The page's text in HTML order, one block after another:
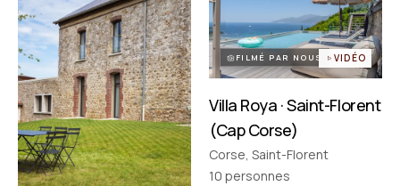
Offre conciergeries
Offre agences immobilières
JOURNAL
Lieux, idées et art de vivre
OUTILS GRATUITS
Simulateurs & scrapers — aucun compte
PARTENAIRES
Réseau choisi un par un
FILMÉ PAR NOUS VIDÉO
Villa Roya · Saint-Florent
(Cap Corse)
Corse, Saint-Florent
10 personnes